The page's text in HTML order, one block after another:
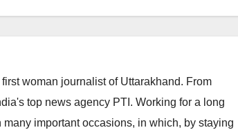
woman journalist of Uttarakhand. From
top news agency PTI. Working for a long
important occasions, in which, by staying